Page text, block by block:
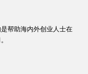
帮助海内外创业人士在